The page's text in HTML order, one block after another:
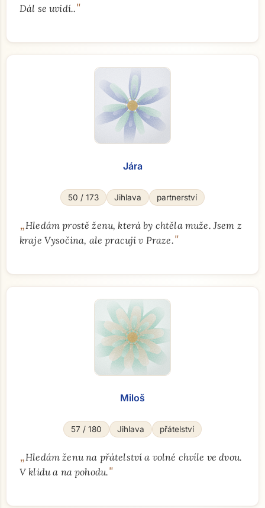
Dál se uvidí.."
Jára
50 / 173 Jihlava partnerství
„Hledám prostě ženu, která by chtěla muže. Jsem z
kraje Vysočina, ale pracuji v Praze."
Miloš
57 / 180 Jihlava přátelství
„Hledám ženu na přátelství a volné chvíle ve dvou.
V klidu a na pohodu."